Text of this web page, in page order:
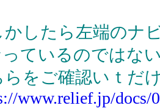
かしたら左端のナ
ているのではな
らをご確認いｔだ
www.relief.jp/docs/